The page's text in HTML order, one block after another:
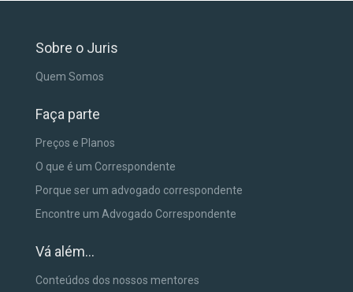
Sobre o Juris
Quem Somos
Faça parte
Preços e Planos
O que é um Correspondente
Porque ser um advogado correspondente
Encontre um Advogado Correspondente
Vá além...
Conteúdos dos nossos mentores